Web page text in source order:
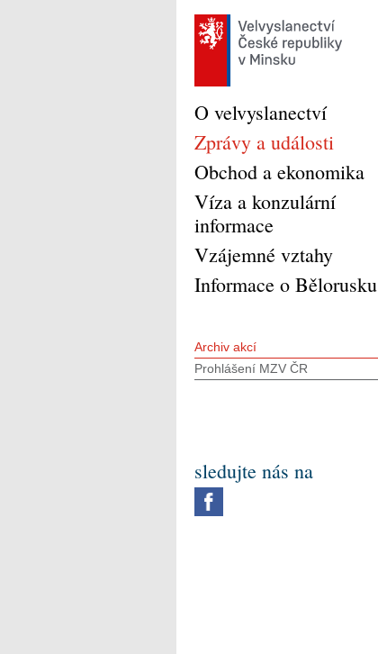
O velvyslanectví
Zprávy a události
Obchod a ekonomika
Víza a konzulární
informace
Vzájemné vztahy
Informace o Bělorusku
Archiv akcí
Prohlášení MZV ČR
sledujte nás na